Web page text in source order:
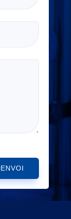
ENVOI